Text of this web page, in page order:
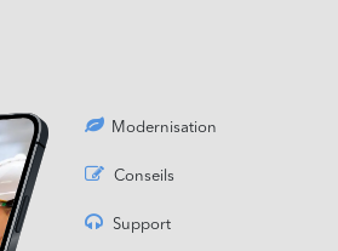
Modernisation
Conseils
Support